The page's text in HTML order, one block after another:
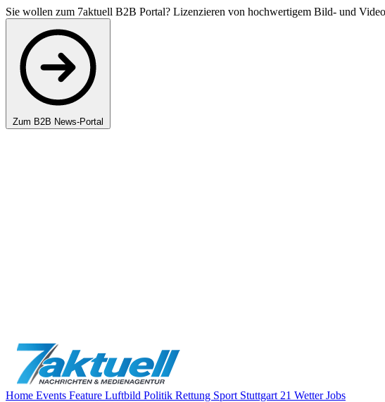
Sie wollen zum 7aktuell B2B Portal? Lizenzieren von hochwertigem Bild- und
Zum B2B News-Portal
Home Events Feature Luftbild Politik Rettung Sport Stuttgart 21 WetterJobs